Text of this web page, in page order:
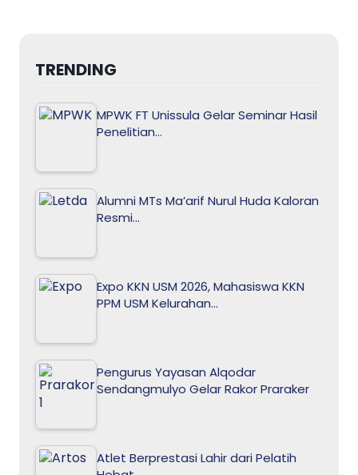
TRENDING
MPWK FT Unissula Gelar Seminar Hasil
Penelitian…
Alumni MTs Ma’arif Nurul Huda Kaloran
Resmi…
Expo KKN USM 2026, Mahasiswa KKN
PPM USM Kelurahan…
Pengurus Yayasan Alqodar
Sendangmulyo Gelar Rakor Praraker
Atlet Berprestasi Lahir dari Pelatih